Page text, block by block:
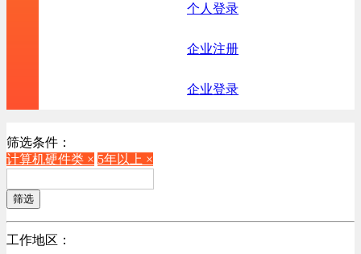
个人登录
企业注册
企业登录
筛选条件：
计算机硬件类 × 5年以上 ×
筛选
工作地区：